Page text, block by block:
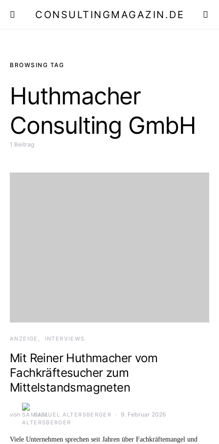
CONSULTINGMAGAZIN.DE
BROWSING TAG
Huthmacher
Consulting GmbH
1 Beitrag
ANZEIGE INTERVIEWS
Mit Reiner Huthmacher vom
Fachkräftesucher zum
Mittelstandsmagneten
von SAMUEL ALTERSBERGER 9. Februar 2026
Viele Unternehmen sprechen seit Jahren über Fachkräftemangel und